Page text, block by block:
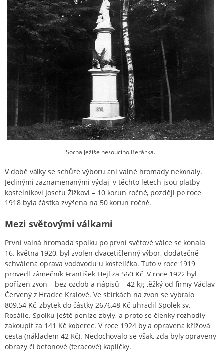
Socha Ježíše nesoucího Beránka.
V době války se schůze výboru ani valné hromady nekonaly.
Jedinými zaznamenanými výdaji v těchto letech jsou platby
kostelníkovi Josefu Žižkovi – 10 korun ročně, později po roce
1918 byla částka zvýšena na 50 korun ročně.
Mezi světovými válkami
První valná hromada spolku po první světové válce se konala
16. května 1920, byl zvolen dvacetičlenný výbor, dodatečně
schválena oprava vodovodu u kostelíčka. Tuto v roce 1919
provedl zámečník František Hejl za 560 Kč. V roce 1922 byl
pořízen zvon – bez ozdob a nápisů – 42 kg těžký od firmy Václav
Červený z Hradce Králové. Ve sbírkách na zvon se vybralo
809,54 Kč, zbytek do částky 2676,48 Kč uhradil Spolek sv.
Rosálie. Spolku ještě peníze zbyly, a proto se členky rozhodly
zakoupit za 141 Kč koberec. V roce 1924 byla opravena křížová
cesta (nákladem 42 Kč). Nedochovalo se však, zda byly opraveny
obrazy či betonové (teracové) kapličky.